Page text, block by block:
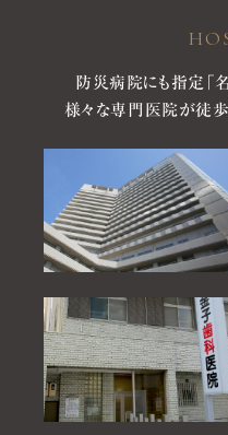
防災病院にも指定「
様々な専門医院が徒歩